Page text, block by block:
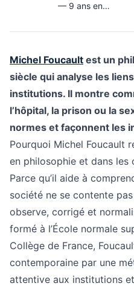
— 9 ans en
docteure en
idées
Michel Foucault est un
siècle qui analyse les
institutions. Il montre
l’hôpital, la prison ou la
normes et façonnent les
Pourquoi Michel Foucault
en philosophie et dans
Parce qu’il aide à
société ne se contente
observe, corrigé et
formé à l’École normale
Collège de France,
contemporaine par une
attentive aux institutions